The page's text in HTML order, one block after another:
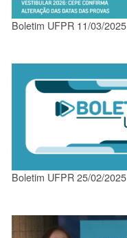
Boletim UFPR 11/03/2025
Boletim UFPR 25/02/2025